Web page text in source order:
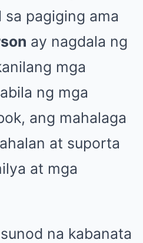
sa pagiging ama
ay nagdala ng
mga
ng mga
ang mahalaga
at suporta
at mga
na kabanata